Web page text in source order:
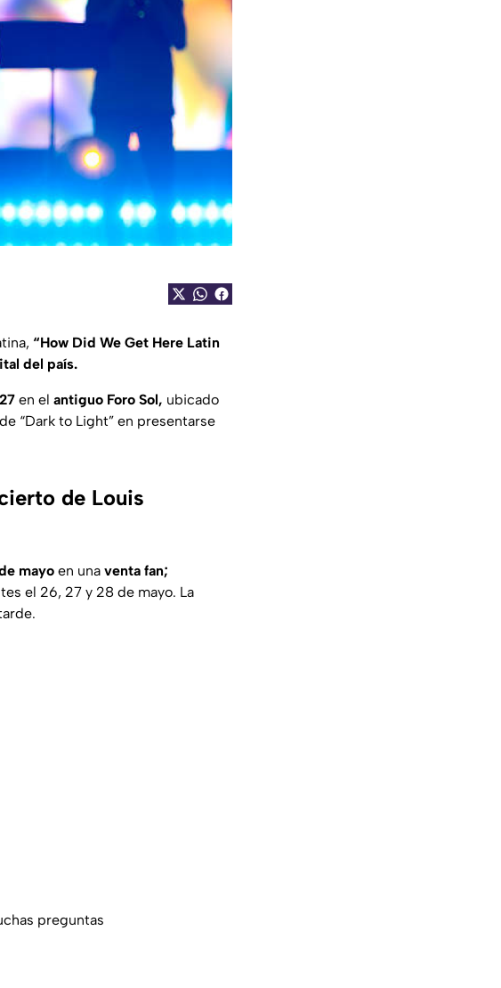
“How Did We Get Here Latin
del país.
en el antiguo Foro Sol, ubicado
“Dark to Light” en presentarse
de Louis
mayo en una venta fan;
el 26, 27 y 28 de mayo. La
preguntas